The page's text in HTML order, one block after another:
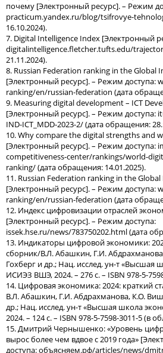
почему [Электронный ресурс]. – Режим
practicum.yandex.ru/blog/tsifrovye-
16.10.2024).
7. Digital Intelligence Index [Электронный
digitalintelligence.fletcher.tufts.edu/
21.11.2024).
8. Russian Federation ranking in the Global
[Электронный ресурс]. – Режим доступа:
ranking/en/russian-federation (дата
9. Measuring digital development – ICT
[Электронный ресурс]. – Режим
IND-ICT_MDD-2023-2/ (дата обращения:
10. Why compare the digital strengths and
[Электронный ресурс]. – Режим доступа:
competitiveness-center/rankings/world-
ranking/ (дата обращения: 14.01.2025).
11. Russian Federation ranking in the
[Электронный ресурс]. – Режим доступа:
ranking/en/russian-federation (дата
12. Индекс цифровизации отраслей
[Электронный ресурс]. – Режим доступа:
issek.hse.ru/news/783750202.html (дата
13. Индикаторы цифровой экономики:
сборник/В.Л. Абашкин, Г.И.
Гохберг и др.; Нац. исслед. ун-т «Высшая
ИСИЭЗ ВШЭ, 2024. – 276 с. – ISBN 978-5-
14. Цифровая экономика: 2024: краткий
В.Л. Абашкин, Г.И. Абдрахманова, К.О.
др.; Нац. исслед. ун-т «Высшая школа
2024. – 124 с. – ISBN 978-5-7598-3011-5 (в
15. Дмитрий Чернышенко: «Уровень
вырос более чем вдвое с 2019 года»
доступа: объясняем.рф/articles/news/